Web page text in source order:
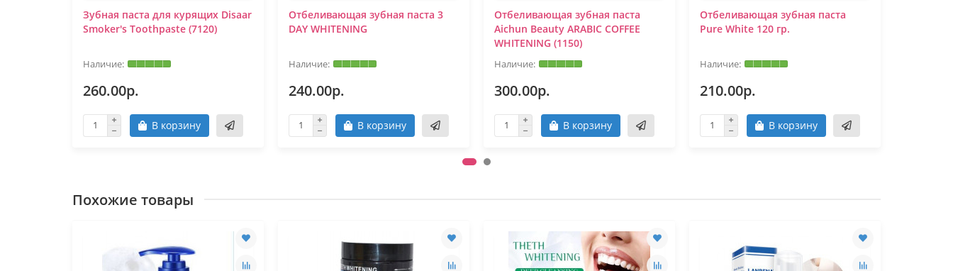
Зубная паста для курящих Disaar
Smoker's Toothpaste (7120)
260.00р.
В корзину
Отбеливающая зубная паста 3
DAY WHITENING
240.00р.
В корзину
Отбеливающая зубная паста
Aichun Beauty ARABIC COFFEE
WHITENING (1150)
300.00р.
В корзину
Отбеливающая зубная паста
Pure White 120 гр.
210.00р.
В корзину
Похожие товары